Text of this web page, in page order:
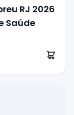
RJ 2026
Saúde